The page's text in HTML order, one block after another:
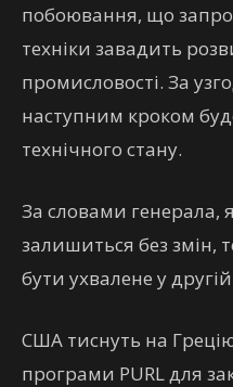
побоювання, що
техніки завадить
промисловості. За
наступним кроком
технічного стану.
За словами генерала,
залишиться без змін,
бути ухвалене у
США тиснуть на
програми PURL для